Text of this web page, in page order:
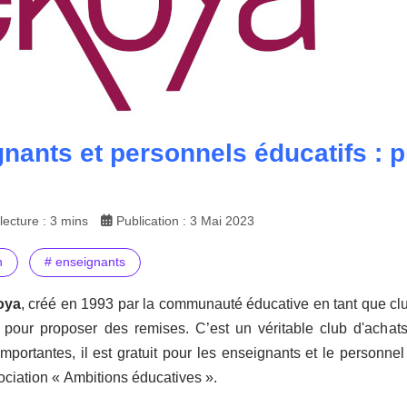
et personnels éducatifs :
: 3 mins Publication : 3 Mai 2023
# enseignants
, créé en 1993 par la communauté éducative en tant que
proposer des remises. C’est un véritable club
il est gratuit pour les enseignants et le
« Ambitions éducatives ».